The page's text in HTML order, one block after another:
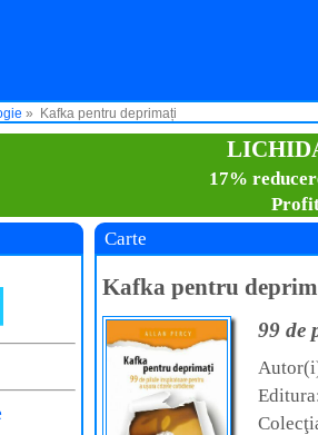
Kafka pentru deprimați
17%
Carte
Kafka pentru
99 de